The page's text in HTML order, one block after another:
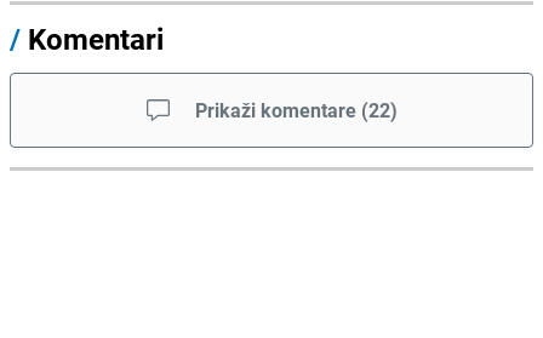
/ Komentari
Prikaži komentare (22)